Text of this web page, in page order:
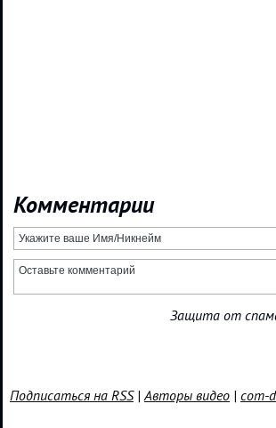
Комментарии
Защита от
Подписаться на RSS|Авторы видео | com-